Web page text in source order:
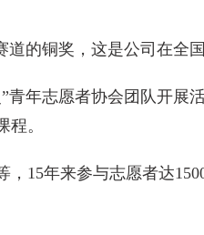
的铜奖，这是公司在全
年志愿者协会团队开
。
15年来参与志愿者达